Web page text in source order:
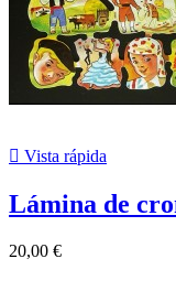
 Vista rápida
Lámina de
20,00 €